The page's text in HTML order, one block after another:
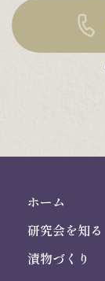
ホーム
研究会を知る
漬物づくり